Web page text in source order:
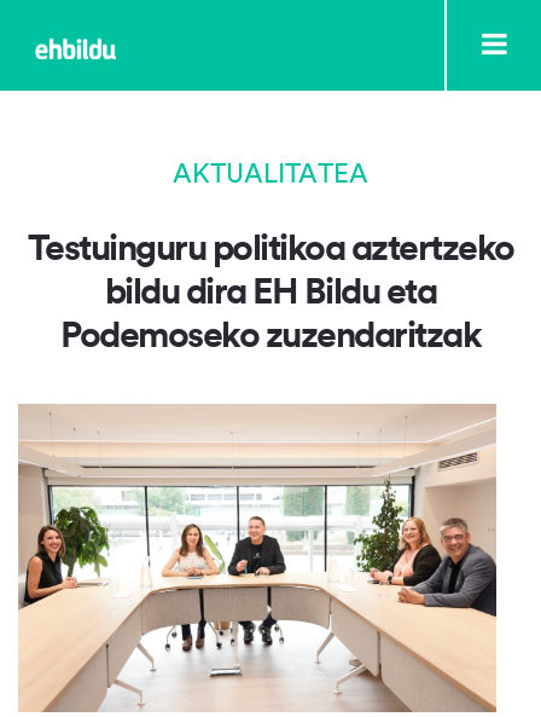
AKTUALITATEA
Testuinguru politikoa aztertzeko
bildu dira EH Bildu eta
Podemoseko zuzendaritzak